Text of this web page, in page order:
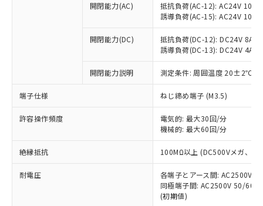
開閉能力(AC)
抵抗負荷(AC-12): AC24V 10A/
誘導負荷(AC-15): AC24V
開閉能力(DC)
抵抗負荷(DC-12): DC24V 8A/
誘導負荷(DC-13): DC24V 4A/
開閉能力説明 測定条件: 周囲温度 20±2℃、
端子仕様 ねじ締め端子 (M3.5)
許容操作頻度
電気的: 最大30回/分
機械的: 最大60回/分
絶縁抵抗 100MΩ以上 (DC500Vメガ、点
耐電圧
各端子とアース間: AC2500V
同極端子間: AC2500V 50/
(初期値)
以下の条件をお読みいただき、同意のうえ
ご利用ください。
本サービスは、当社制御機器事業取扱
商品の当社在庫状況および標準価格
(税抜)を提供させていただくもので
当社制御機器事業取扱商品の中には、
本サービスの対象外となる商品もある
ことをご了承ください。
在庫状況および標準価格照会結果は、
記載している更新日時点での社内デー
タに基づき作成されるものであり、閲
覧された時点での実際の在庫および標
準価格とは異なる場合があることをご
対応予定なし：EU RoHS指令（10物質）の
非含有に非対応の商品で、対応品を出す予
定はありません。
調査・確認中：EU RoHS指令（10物質）の
非含有の対応状況を調査中または確認中の
非該当品：ライセンス料など無形物で、有
害物質有無と関係のない商品です。
仕入先様の事情により、非含有部品として
いたものが、含有品と判明した場合などや
むを得ず変更することがあります。
六価クロム(Cr(Ⅵ)) 1000ppm以下、ポリ臭化ビフェニル
類(PBB) 1000ppm以下、ポリ臭化ジフェニルエーテル類
「○」：最大均質材料含有率が中国RoHSの
基準値以下であることを示します。
「×」：最大均質材料含有率が中国RoHSの
基準値を超えていることを示します。
「－」：未確認です。当社販売部門へお問
*中国RoHS10物質の基準値 (GB/T26572)：
Pb(鉛) :1000ppm、 Hg(水銀) : 1000ppm、 Cd(カドミウ
Cr(Ⅵ)(六価クロム) : 1000ppm、 PBBs(ポリ臭化ビフェ
当社は、これら貴社製品のうち、外国
為替および外国貿易法に定める商品
（以下｢規制貨物等」という）を輸出
または国外への提供する場合は、日本
国政府の輸出許可(または役務取引許
可)を取得するなどの必要な手続きを